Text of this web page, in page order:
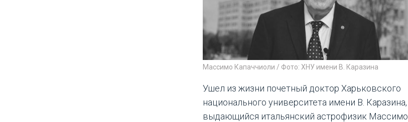
Массимо Капаччиоли / Фото: ХНУ имени В. Каразина
Ушел из жизни почетный доктор Харьковского
национального университета имени В. Каразина,
выдающийся итальянский астрофизик Массимо